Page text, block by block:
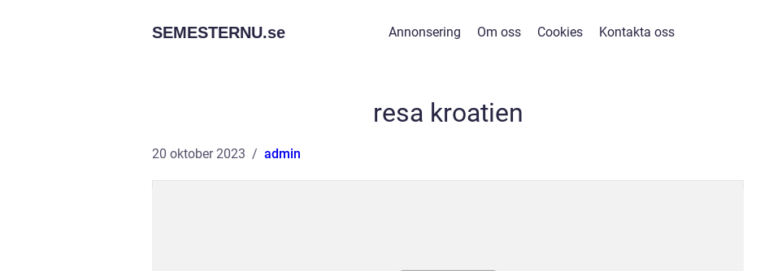
SEMESTERNU.se Annonsering Om oss Cookies Kontakta oss
resa kroatien
20 oktober 2023 admin